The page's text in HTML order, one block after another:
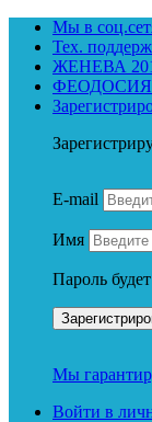
Мы в
Тех.
ЖЕНЕВА
ФЕОДОСИЯ
E-mail
Имя
Пароль
Мы
Войти в